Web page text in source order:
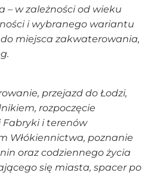
– w zależności od wieku
i wybranego wariantu
miejsca zakwaterowania,
przejazd do Łodzi,
rozpoczęcie
Fabryki i terenów
Włókiennictwa, poznanie
oraz codziennego życia
się miasta, spacer po